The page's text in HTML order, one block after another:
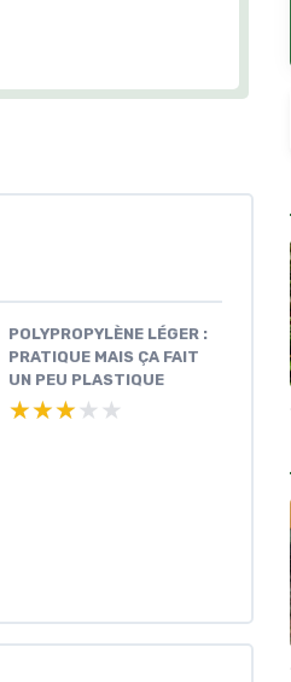
POLYPROPYLÈNE LÉGER :
PRATIQUE MAIS ÇA FAIT
UN PEU PLASTIQUE
★★★★★
★★★★★